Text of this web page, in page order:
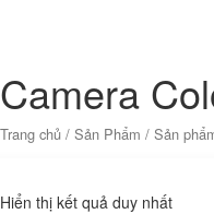
Camera
Trang chủ / Sản Phẩm / Sản
Hiển thị kết quả duy nhất